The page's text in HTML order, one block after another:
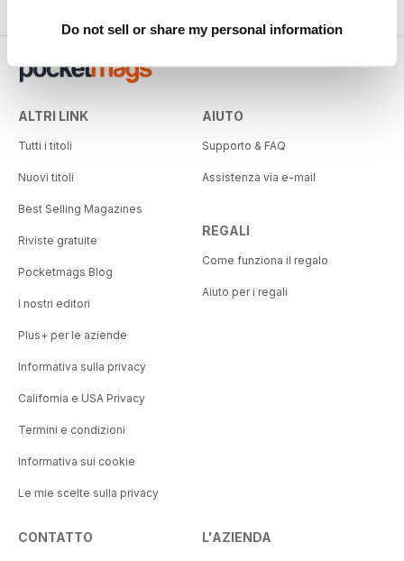
Do not sell or share my personal information
ALTRI LINK
Tutti i titoli
Nuovi titoli
Best Selling Magazines
Riviste gratuite
Pocketmags Blog
I nostri editori
Plus+ per le aziende
Informativa sulla privacy
California e USA Privacy
Termini e condizioni
Informativa sui cookie
Le mie scelte sulla privacy
AIUTO
Supporto & FAQ
Assistenza via e-mail
REGALI
Come funziona il regalo
Aiuto per i regali
CONTATTO L'AZIENDA